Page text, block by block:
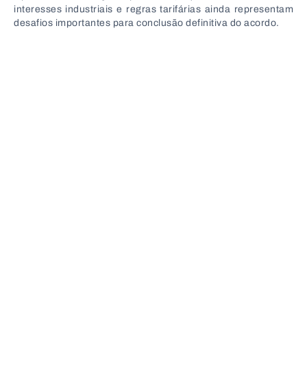
interesses industriais e regras tarifárias ainda representam
desafios importantes para conclusão definitiva do acordo.